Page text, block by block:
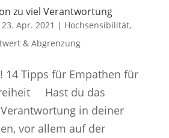
zu viel Verantwortung
23. Apr. 2021 | Hochsensibilität,
& Abgrenzung
14 Tipps für Empathen für
Hast du das
in deiner
vor allem auf der